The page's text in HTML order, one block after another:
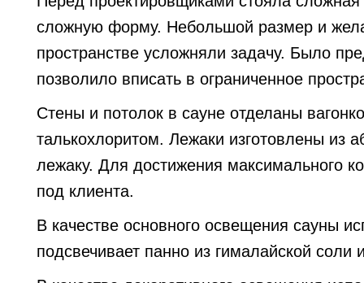
сложную форму. Небольшой размер и
пространстве усложняли задачу. Было
позволило вписать в ограниченное
Стены и потолок в сауне отделаны
талькохлоритом. Лежаки изготовлены
лежаку. Для достижения максимального
под клиента.
В качестве основного освещения сауны
подсвечивает панно из гималайской